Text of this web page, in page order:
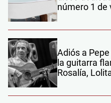
número 1 de
Adiós a
la guitarra
Rosalía,